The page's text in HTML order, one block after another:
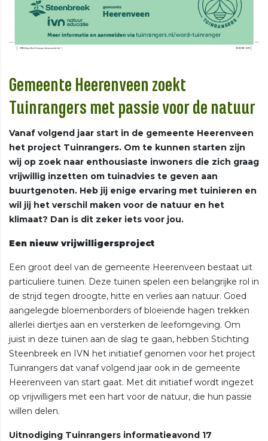
Gemeente Heerenveen zoekt
Tuinrangers met passie voor de natuur
Vanaf volgend jaar start in de gemeente Heerenveen
het project Tuinrangers. Om te kunnen starten zijn
wij op zoek naar enthousiaste inwoners die zich graag
vrijwillig inzetten om tuinadvies te geven aan
buurtgenoten. Heb jij enige ervaring met tuinieren en
wil jij het verschil maken voor de natuur en het
klimaat? Dan is dit zeker iets voor jou.
Een nieuw vrijwilligersproject
Een groot deel van de gemeente Heerenveen bestaat uit
particuliere tuinen. Deze tuinen spelen een belangrijke rol in
de strijd tegen droogte, hitte en verlies aan natuur. Goed
aangelegde bloemenborders of bloeiende hagen trekken
allerlei diertjes aan en versterken de leefomgeving. Om
juist in deze tuinen aan de slag te gaan, hebben Stichting
Steenbreek en IVN het initiatief genomen voor het project
Tuinrangers dat vanaf volgend jaar ook in de gemeente
Heerenveen van start gaat. Met dit initiatief wordt ingezet
op vrijwilligers met een hart voor de natuur, die hun passie
willen delen.
Uitnodiging Tuinrangers informatieavond 17